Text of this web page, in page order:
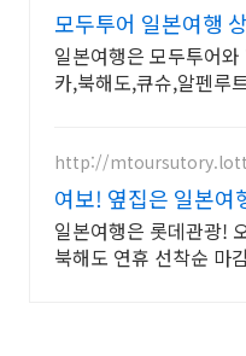
모두투어 일본여행
본여행의 모든것! 모
일본여행은 모두투어
카,북해도,큐슈,알펜루
한 온천 큐슈
http://
여보! 옆집은 일본여
일본여행은 롯데관광!
북해도 연휴 선착순 마